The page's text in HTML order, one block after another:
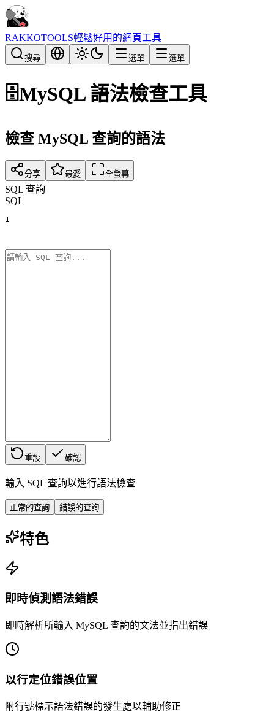
RAKKOTOOLS輕鬆好用的網頁工具
搜尋 選單 選單
🗄️MySQL 語法檢查工具
檢查 MySQL 查詢的語法
分享 最愛 全螢幕
SQL 查詢
SQL
1
重設 確認
輸入 SQL 查詢以進行語法檢查
正常的查詢 錯誤的查詢
特色
即時偵測語法錯誤
即時解析所輸入 MySQL 查詢的文法並指出錯誤
以行定位錯誤位置
附行號標示語法錯誤的發生處以輔助修正